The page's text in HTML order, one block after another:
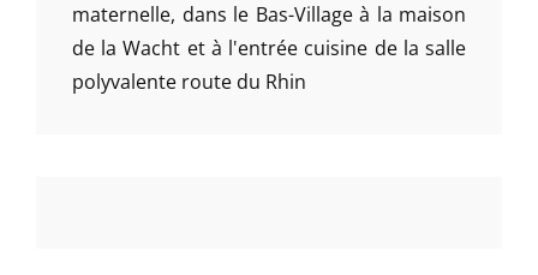
maternelle, dans le Bas-Village à la maison
de la Wacht et à l'entrée cuisine de la salle
polyvalente route du Rhin